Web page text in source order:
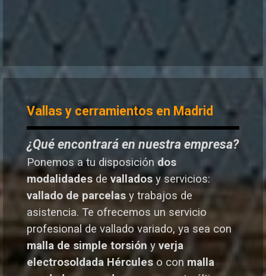
Vallas y cerramientos en Madrid
¿Qué encontrará en nuestra empresa?
Ponemos a tu disposición dos
modalidades de vallados y servicios:
vallado de parcelas y trabajos de
asistencia. Te ofrecemos un servicio
profesional de vallado variado, ya sea con
malla de simple torsión y verja
electrosoldada Hércules o con malla